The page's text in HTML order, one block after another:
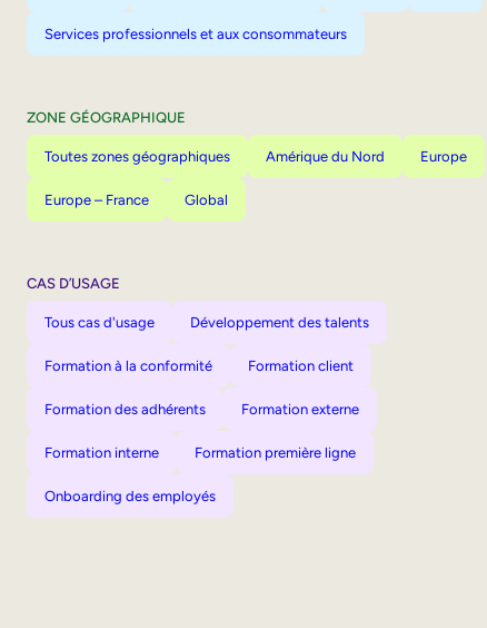
Services professionnels et aux consommateurs
ZONE GÉOGRAPHIQUE
Toutes zones géographiques Amérique du Nord Europe
Europe – France Global
CAS D’USAGE
Tous cas d'usage Développement des talents
Formation à la conformité Formation client
Formation des adhérents Formation externe
Formation interne Formation première ligne
Onboarding des employés